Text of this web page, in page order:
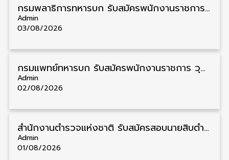
กรมพลาธิการทหารบก รับสมัครพนักงานราชการ วุฒิ ม.3/ม.6/ปวช. 66 อัตรา รับสมัคร 10 – 17 สิงหาคม
Admin
03/08/2026
กรมแพทย์ทหารบก รับสมัครพนักงานราชการ วุฒิ ม.3/ม.6/ปวช./ปวท./ปวส. 6 อัตรา รับสมัคร 3 – 7 สิงหาคม
Admin
02/08/2026
สำนักงานตำรวจแห่งชาติ รับสมัครสอบนายสิบตำรวจ วุฒิ ม.6/ปวช. 6,000 อัตรา รับสมัคร 8 – 19 สิงหาคม
Admin
01/08/2026